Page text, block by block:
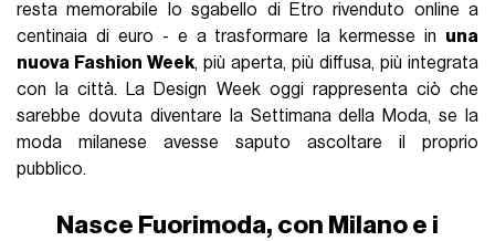
resta memorabile lo sgabello di Etro rivenduto online a
centinaia di euro - e a trasformare la kermesse in una
nuova Fashion Week, più aperta, più diffusa, più integrata
con la città. La Design Week oggi rappresenta ciò che
sarebbe dovuta diventare la Settimana della Moda, se la
moda milanese avesse saputo ascoltare il proprio
pubblico.
Nasce Fuorimoda, con Milano e i